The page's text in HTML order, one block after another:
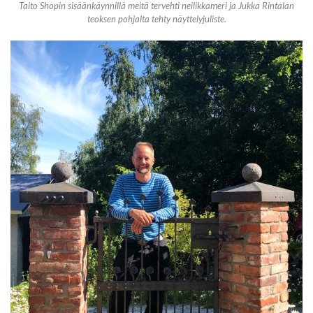
Taito Shopin sisäänkäynnillä meitä tervehti neilikkameri ja Jukka Rintalan
teoksen pohjalta tehty näyttelyjuliste.